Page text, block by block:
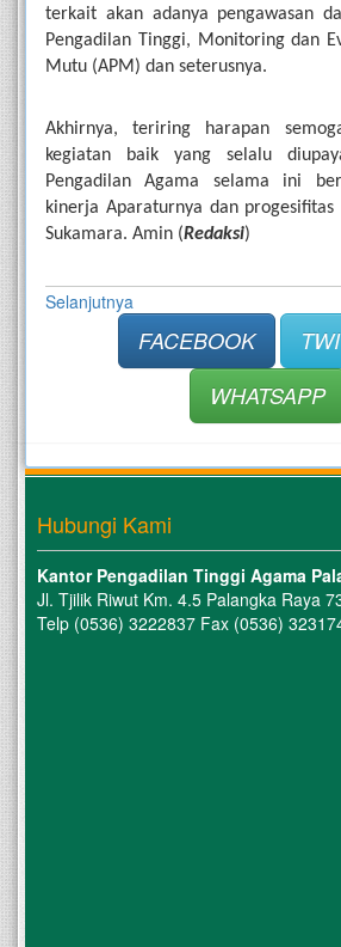
terkait akan adanya pengawasan
Pengadilan Tinggi, Monitoring dan
Mutu (APM) dan seterusnya.
Akhirnya, teriring harapan
kegiatan baik yang selalu
Pengadilan Agama selama ini
kinerja Aparaturnya dan progesifitas
Sukamara. Amin (Redaksi)
Selanjutnya
FACEBOOK
WHATSAPP
Hubungi Kami
Kantor Pengadilan Tinggi Agama
Jl. Tjilik Riwut Km. 4.5 Palangka Raya
Telp (0536) 3222837 Fax (0536)